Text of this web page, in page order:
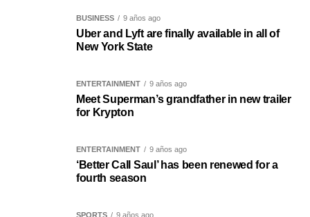
BUSINESS 9 años ago
Uber and Lyft are finally available in all of
New York State
ENTERTAINMENT 9 años ago
Meet Superman’s grandfather in new trailer
for Krypton
ENTERTAINMENT 9 años ago
‘Better Call Saul’ has been renewed for a
fourth season
SPORTS 9 años ago